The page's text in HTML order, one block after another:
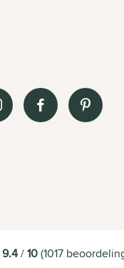
9.4/10(1017